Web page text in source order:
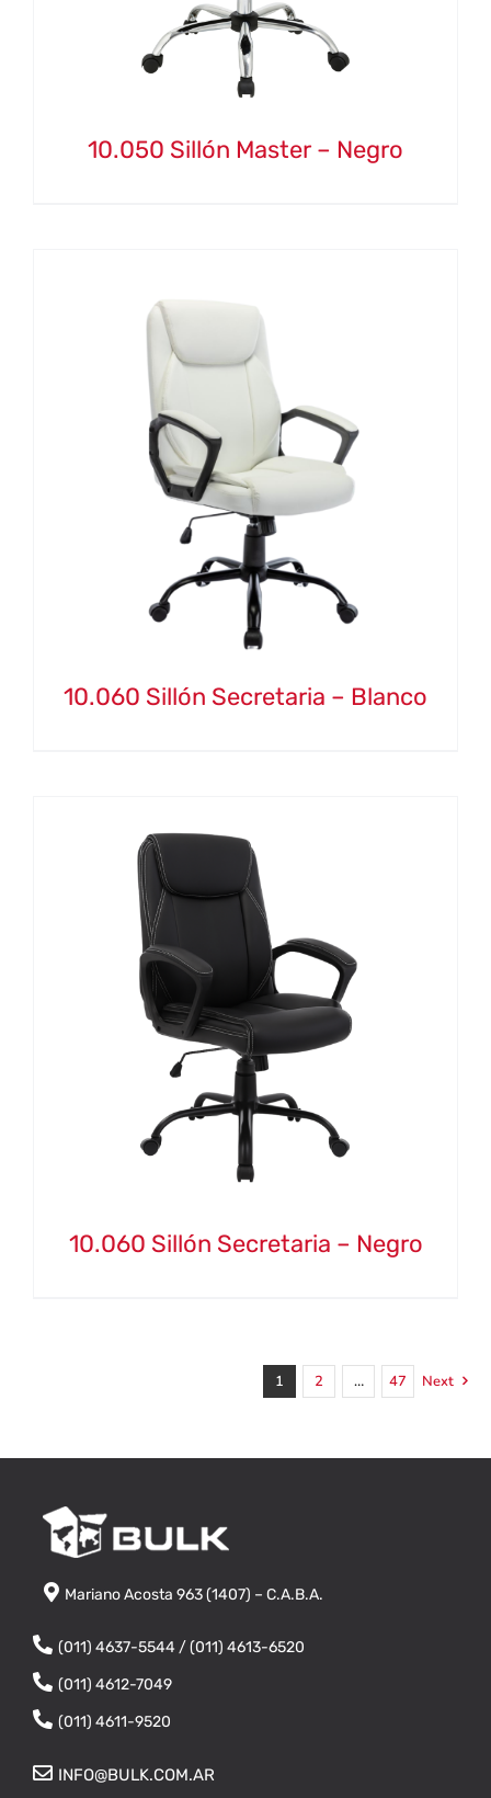
10.050 Sillón Master – Negro
10.060 Sillón Secretaria – Blanco
10.060 Sillón Secretaria – Negro
1 2 … 47 Next
Mariano Acosta 963 (1407) – C.A.B.A.
(011) 4637-5544 / (011) 4613-6520
(011) 4612-7049
(011) 4611-9520
INFO@BULK.COM.AR